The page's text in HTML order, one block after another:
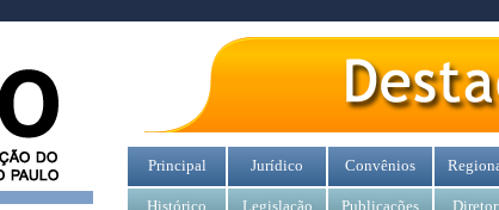
Principal Jurídico Convênios
Histórico Legislação Publicações